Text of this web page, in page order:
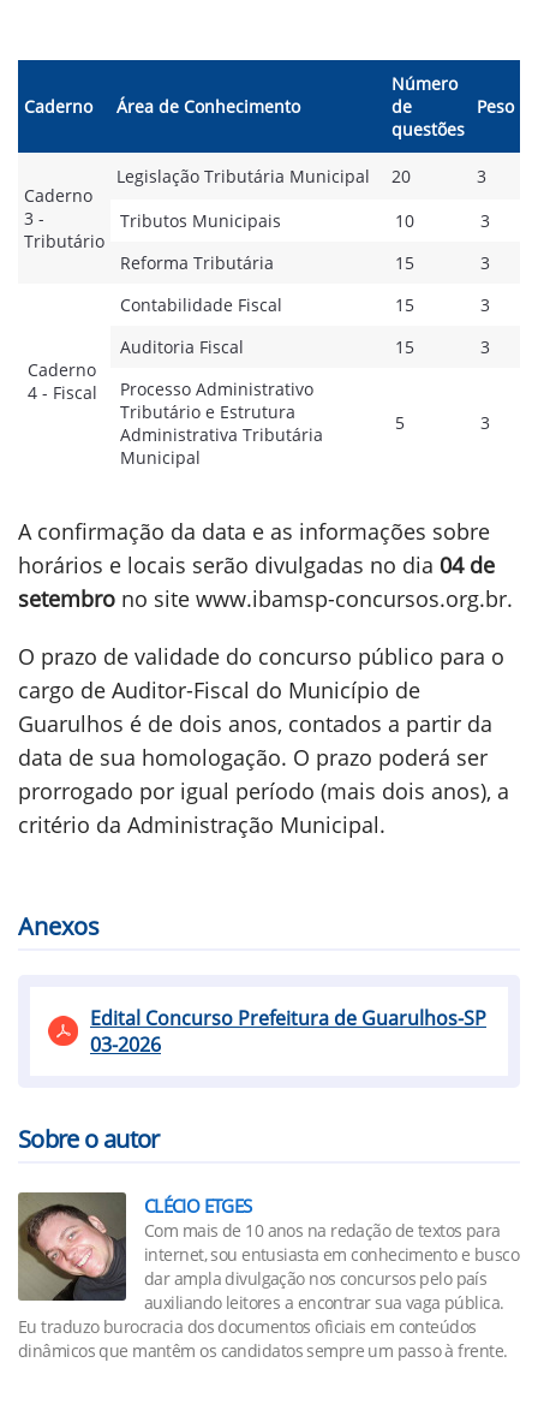
Caderno Área de Conhecimento
Número
de
questões
Peso
Caderno
3 -
Tributário
Legislação Tributária Municipal 20
3
Tributos Municipais
10
3
Reforma Tributária
15 3
Caderno
4 - Fiscal
Contabilidade Fiscal 15
3
Auditoria Fiscal
15
3
Processo Administrativo
Tributário e Estrutura
Administrativa Tributária
Municipal
5 3
A confirmação da data e as informações sobre
horários e locais serão divulgadas no dia 04 de
setembro no site www.ibamsp-concursos.org.br.
O prazo de validade do concurso público para o
cargo de Auditor-Fiscal do Município de
Guarulhos é de dois anos, contados a partir da
data de sua homologação. O prazo poderá ser
prorrogado por igual período (mais dois anos), a
critério da Administração Municipal.
Anexos
Edital Concurso Prefeitura de Guarulhos-SP
03-2026
Sobre o autor
CLÉCIO ETGES
Com mais de 10 anos na redação de textos para
internet, sou entusiasta em conhecimento e busco
dar ampla divulgação nos concursos pelo país
auxiliando leitores a encontrar sua vaga pública.
Eu traduzo burocracia dos documentos oficiais em conteúdos
dinâmicos que mantêm os candidatos sempre um passo à frente.